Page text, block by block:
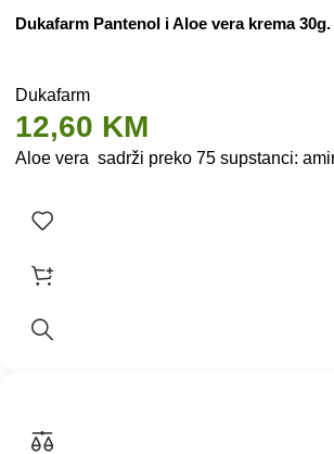
Dukafarm Pantenol i Aloe vera krema 30g.
Dukafarm
12,60 KM
Aloe vera sadrži preko 75 supstanci: